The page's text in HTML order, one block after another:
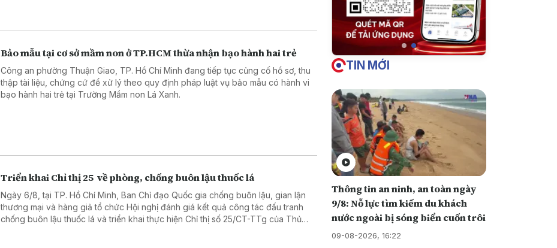
Bảo mẫu tại cơ sở mầm non ở TP.HCM thừa nhận bạo hành hai trẻ
Công an phường Thuận Giao, TP. Hồ Chí Minh đang tiếp tục củng cố hồ sơ, thu
thập tài liệu, chứng cứ để xử lý theo quy định pháp luật vụ bảo mẫu có hành vi
bạo hành hai trẻ tại Trường Mầm non Lá Xanh.
Triển khai Chỉ thị 25 về phòng, chống buôn lậu thuốc lá
Ngày 6/8, tại TP. Hồ Chí Minh, Ban Chỉ đạo Quốc gia chống buôn lậu, gian lận
thương mại và hàng giả tổ chức Hội nghị đánh giá kết quả công tác đấu tranh
chống buôn lậu thuốc lá và triển khai thực hiện Chỉ thị số 25/CT-TTg của Thủ
TIN MỚI
Thông tin an ninh, an toàn ngày
9/8: Nỗ lực tìm kiếm du khách
nước ngoài bị sóng biển cuốn trôi
09-08-2026, 16:22